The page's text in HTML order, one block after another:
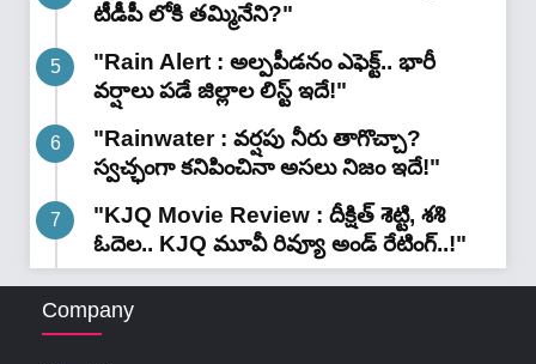
టీడీపీ లోకి తమ్మినేని?"
"Rain Alert : అల్పపీడనం ఎఫెక్ట్.. భారీ
వర్షాలు పడే జిల్లాల లిస్ట్ ఇదే!"
"Rainwater : వర్షపు నీరు తాగొచ్చా?
స్వచ్ఛంగా కనిపించినా అసలు నిజం ఇదే!"
"KJQ Movie Review : దీక్షిత్ శెట్టి, శశి
ఓదెల.. KJQ మూవీ రివ్యూ అండ్ రేటింగ్‌..!"
Company